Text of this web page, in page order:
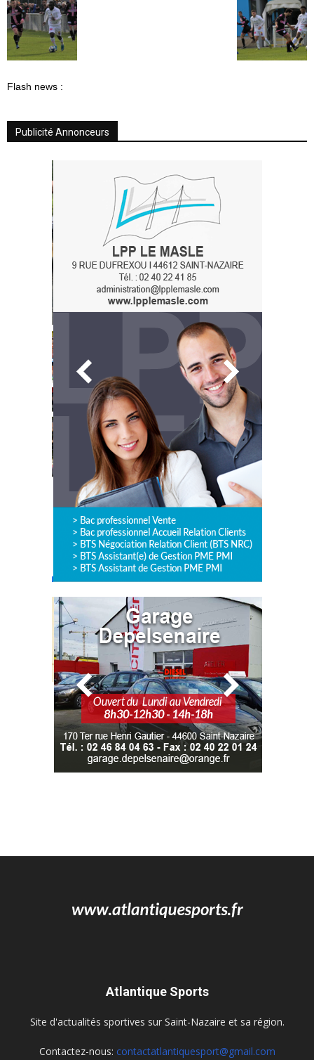
Flash news :
Publicité Annonceurs
Atlantique Sports
Site d'actualités sportives sur Saint-Nazaire et sa région.
Contactez-nous: contactatlantiquesport@gmail.com